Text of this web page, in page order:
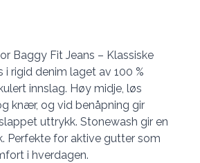
Baggy Fit Jeans – Klassiske
rigid denim laget av 100 %
innslag. Høy midje, løs
knær, og vid benåpning gir
uttrykk. Stonewash gir en
Perfekte for aktive gutter som
i hverdagen.